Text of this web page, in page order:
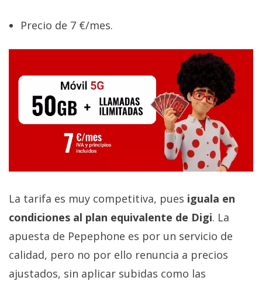
Precio de 7 €/mes.
La tarifa es muy competitiva, pues iguala en
condiciones al plan equivalente de Digi. La
apuesta de Pepephone es por un servicio de
calidad, pero no por ello renuncia a precios
ajustados, sin aplicar subidas como las